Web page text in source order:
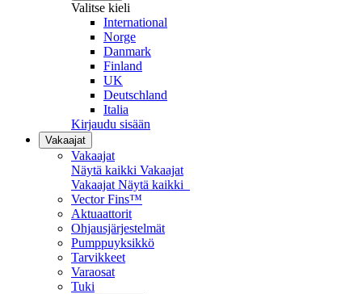
Valitse kieli
International
Norge
Danmark
Finland
UK
Deutschland
Italia
Kirjaudu sisään
Vakaajat
Vakaajat
Näytä kaikki Vakaajat
Vakaajat Näytä kaikki
Vector Fins™
Aktuaattorit
Ohjausjärjestelmät
Pumppuyksikkö
Tarvikkeet
Varaosat
Tuki